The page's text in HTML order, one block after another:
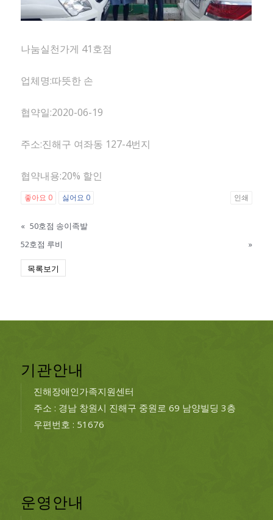
나눔실천가게 41호점
업체명:따뜻한 손
협약일:2020-06-19
주소:진해구 여좌동 127-4번지
협약내용:20% 할인
좋아요 0 싫어요 0 인쇄
« 50호점 송이족발
52호점 루비
»
목록보기
기관안내
진해장애인가족지원센터
주소 : 경남 창원시 진해구 중원로 69 남양빌딩 3층
우편번호 : 51676
운영안내